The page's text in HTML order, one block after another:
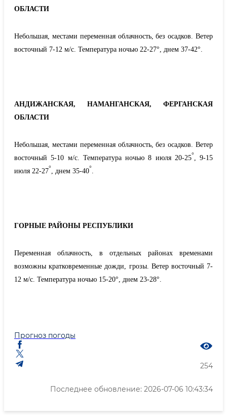
ОБЛАСТИ
Небольшая, местами переменная облачность, без осадков. Ветер
восточный 7-12 м/с. Температура ночью 22-27°, днем 37-42°.
АНДИЖАНСКАЯ, НАМАНГАНСКАЯ, ФЕРГАНСКАЯ
ОБЛАСТИ
Небольшая, местами переменная облачность, без осадков. Ветер
восточный 5-10 м/с. Температура ночью 8 июля 20-25°, 9-15
июля 22-27°, днем 35-40°.
ГОРНЫЕ РАЙОНЫ РЕСПУБЛИКИ
Переменная облачность, в отдельных районах временами
возможны кратковременные дожди, грозы. Ветер восточный 7-
12 м/с. Температура ночью 15-20°, днем 23-28°.
Прогноз погоды
254
Последнее обновление: 2026-07-06 10:43:34